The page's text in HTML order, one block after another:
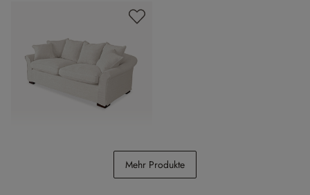
Mehr Produkte